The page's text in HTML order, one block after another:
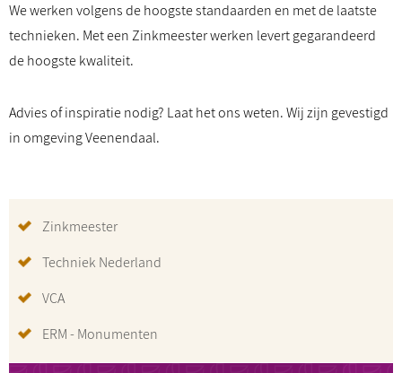
We werken volgens de hoogste standaarden en met de laatste
technieken. Met een Zinkmeester werken levert gegarandeerd
de hoogste kwaliteit.
Advies of inspiratie nodig? Laat het ons weten. Wij zijn gevestigd
in omgeving Veenendaal.
Zinkmeester
Techniek Nederland
VCA
ERM - Monumenten